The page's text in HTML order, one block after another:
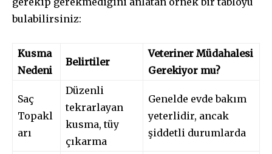
bulabilirsiniz:
Kusma
Nedeni
Belirtiler
Veteriner Müdahalesi
Gerekiyor mu?
Saç
Topakl
arı
Düzenli
tekrarlayan
kusma, tüy
çıkarma
Genelde evde bakım
yeterlidir, ancak
şiddetli durumlarda